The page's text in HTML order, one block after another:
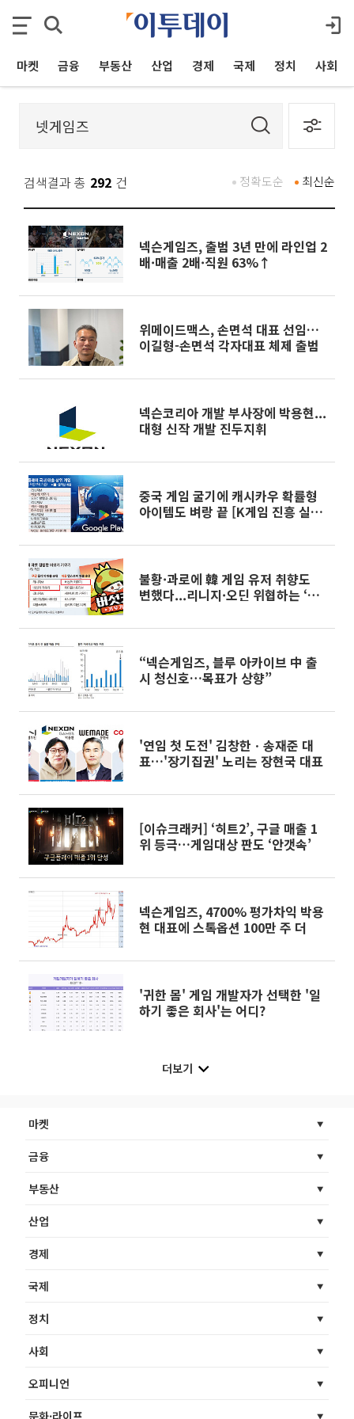
마켓 금융 부동산 산업 경제 국제 정치 사회
검색결과 총 292 건 최신순
정확도순
넥슨게임즈, 출범 3년 만에 라인업 2
배·매출 2배·직원 63%↑
위메이드맥스, 손면석 대표 선임…
이길형-손면석 각자대표 체제 출범
넥슨코리아 개발 부사장에 박용현...
대형 신작 개발 진두지휘
중국 게임 굴기에 캐시카우 확률형
아이템도 벼랑 끝 [K게임 진흥 실종
불황·과로에 韓 게임 유저 취향도
변했다...리니지·오딘 위협하는 ‘이
“넥슨게임즈, 블루 아카이브 中 출
시 청신호…목표가 상향”
'연임 첫 도전' 김창한ㆍ송재준 대
표…'장기집권' 노리는 장현국 대표
[이슈크래커] ‘히트2’, 구글 매출 1
위 등극…게임대상 판도 ‘안갯속’
넥슨게임즈, 4700% 평가차익 박용
현 대표에 스톡옵션 100만 주 더
'귀한 몸' 게임 개발자가 선택한 '일
하기 좋은 회사'는 어디?
더보기
마켓
금융
부동산
산업
경제
국제
정치
사회
오피니언
문화·라이프